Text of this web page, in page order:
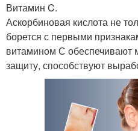
Витамин C.
Аскорбиновая кислота не
борется с первыми
витамином С обеспечивают
защиту, способствуют